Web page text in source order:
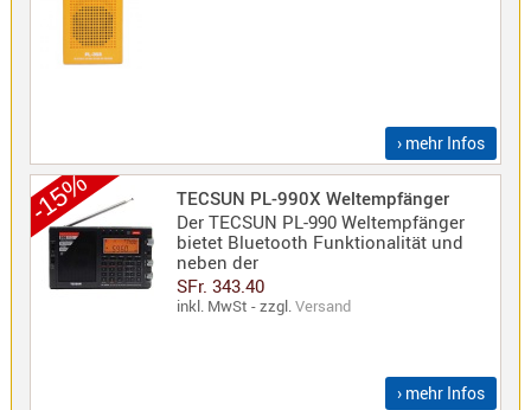
› mehr Infos
-15%
TECSUN PL-990X Weltempfänger
Der TECSUN PL-990 Weltempfänger
bietet Bluetooth Funktionalität und
neben der
SFr. 343.40
inkl. MwSt - zzgl.Versand
› mehr Infos